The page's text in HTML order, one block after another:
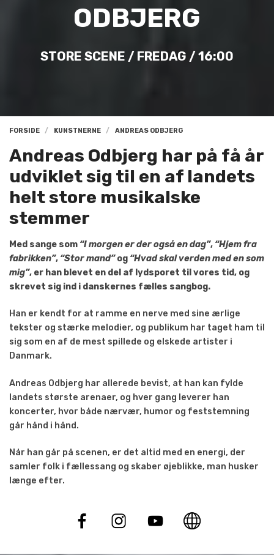
ODBJERG
STORE SCENE / FREDAG / 16:00
FORSIDE KUNSTNERNE ANDREAS ODBJERG
Andreas Odbjerg har på få år
udviklet sig til en af landets
helt store musikalske
stemmer
Med sange som “I morgen er der også en dag”, “Hjem fra
fabrikken”, “Stor mand”og “Hvad skal verden med en som
mig”, er han blevet en del af lydsporet til vores tid, og
skrevet sig ind i danskernes fælles sangbog.
Han er kendt for at ramme en nerve med sine ærlige
tekster og stærke melodier, og publikum har taget ham til
sig som en af de mest spillede og elskede artister i
Danmark.
Andreas Odbjerg har allerede bevist, at han kan fylde
landets største arenaer, og hver gang leverer han
koncerter, hvor både nærvær, humor og feststemning
går hånd i hånd.
Når han går på scenen, er det altid med en energi, der
samler folk i fællessang og skaber øjeblikke, man husker
længe efter.